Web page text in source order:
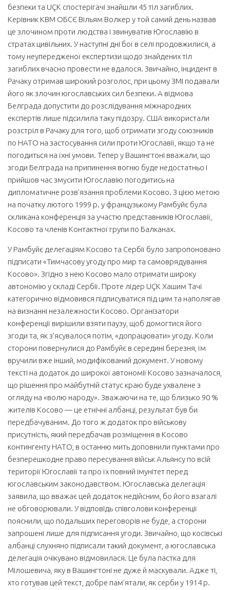
безпеки та UÇK спостерігачі знайшли 45 тіл загиблих.
Керівник КВМ ОБСЄ Вільям Волкер у той самий день назвав
це злочином проти людства і звинуватив Югославію в
стратах цивільних. У наступні дні бої в селі продовжилися, а
тому неупередженої експертизи щодо знайдених тіл
загиблих вчасно провести не вдалося. Звичайно, інцидент в
Рачаку отримав широкий розголос, при цьому ЗМІ подавали
його як злочин югославських сил безпеки. А відмова
Белграда допустити до розслідування міжнародних
експертів лише підсилила таку підозру. США використали
розстріл в Рачаку для того, щоб отримати згоду союзників
по НАТО на застосування сили проти Югославії, якщо та не
погодиться на їхні умови. Тепер у Вашингтоні вважали, що
згоди Белграда на припинення вогню буде недостатньо і
прийшов час змусити Югославію погодитись на
дипломатичне розв’язання проблеми Косово. З цією метою
на початку лютого 1999 р. у французькому Рамбуйє була
скликана конференція за участю представників Югославії,
Косово та членів Контактної групи по Балканах.
У Рамбуйє делегаціям Косово та Сербії було запропоновано
підписати «Тимчасову угоду про мир та самоврядування
Косово». Згідно з нею Косово мало отримати широку
автономію у складі Сербії. Проте лідер UÇK Хашим Тачі
категорично відмовився підписуватися під цим та наполягав
на визнанні незалежности Косово. Організатори
конференції вирішили взяти паузу, щоб домогтися його
згоди та, як з’ясувалося потім, «допрацювати» угоду. Коли
сторони повернулися до Рамбуйє в середині березня, їм
вручили вже інший, модифікований документ. У новому
тексті на додаток до широкої автономії Косово зазначалося,
що рішення про майбутній статус краю буде ухвалене з
огляду на «волю народу». Зважаючи на те, що близько 90 %
жителів Косово — це етнічні албанці, результат був би
передбачуваним. До того ж додаток про військову
присутність, який передбачав розміщення в Косово
контингенту НАТО, в останню мить доповнили пунктами про
безперешкодне право пересування військ Альянсу по всій
території Югославії та про їх повний імунітет перед
югославським законодавством. Югославська делегація
заявила, що вважає цей додаток недійсним, бо його взагалі
не обговорювали. У відповідь співголови конференції
пояснили, що подальших переговорів не буде, а сторони
запрошені лише для підписання угоди. Звичайно, що косівські
албанці слухняно підписали такий документ, а югославська
делегація очікувано відмовилася. Це була пастка для
Мілошевича, яку в Вашингтоні не дуже й маскували. Адже ті,
хто готував цей текст, добре пам’ятали, як серби у 1914 р.